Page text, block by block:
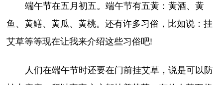
端午节在五月初五。端午节有五黄：黄酒、黄
鱼、黄鳝、黄瓜、黄桃。还有许多习俗，比如说：挂
艾草等等现在让我来介绍这些习俗吧!
人们在端午节时还要在门前挂艾草，说是可以防